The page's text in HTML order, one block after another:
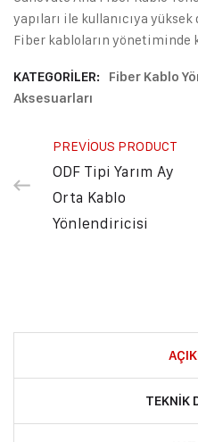
yapıları ile kullanıcıya
Fiber kabloların yönetiminde
KATEGORILER: Fiber Kablo
Aksesuarları
PREVIOUS PRODUCT
ODF Tipi Yarım Ay
Orta Kablo
Yönlendiricisi
TEKNIK